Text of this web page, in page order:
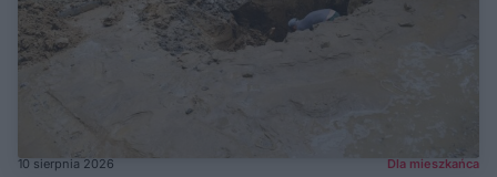
10 sierpnia 2026 Dla mieszkańca